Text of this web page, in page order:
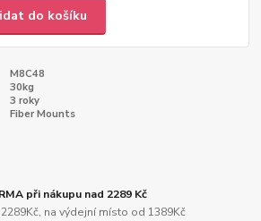
do košíku
M8C48
30kg
3 roky
Fiber Mounts
při nákupu nad 2289 Kč
na výdejní místo od 1389Kč